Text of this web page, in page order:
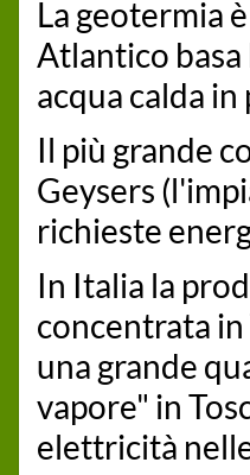
La geotermia
Atlantico
acqua calda
Il più grande
Geysers
richieste
In Italia la
concentrata
una grande
vapore" in
elettricità